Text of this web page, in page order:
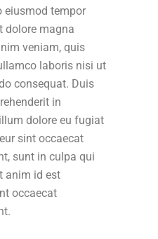
eiusmod tempor
dolore magna
veniam, quis
laboris nisi ut
consequat. Duis
in
dolore eu fugiat
sint occaecat
sunt in culpa qui
anim id est
occaecat